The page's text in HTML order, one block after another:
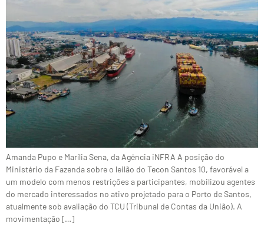
Amanda Pupo e Marília Sena, da Agência iNFRA A posição do
Ministério da Fazenda sobre o leilão do Tecon Santos 10, favorável a
um modelo com menos restrições a participantes, mobilizou agentes
do mercado interessados no ativo projetado para o Porto de Santos,
atualmente sob avaliação do TCU (Tribunal de Contas da União). A
movimentação […]